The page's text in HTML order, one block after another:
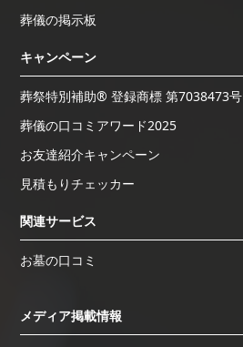
葬儀の掲示板
キャンペーン
葬祭特別補助® 登録商標 第7038473号
葬儀の口コミアワード2025
お友達紹介キャンペーン
見積もりチェッカー
関連サービス
お墓の口コミ
メディア掲載情報